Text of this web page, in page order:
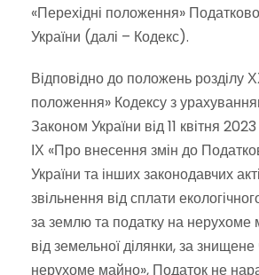
«Перехідні положення»
України (далі – Кодекс).
Відповідно до положень розділу
положення» Кодексу з
Законом України від 11 квітня
ІХ «Про внесення змін до
України та інших законодавчих
звільнення від сплати
за землю та податку на нерухоме
від земельної ділянки, за
нерухоме майно», Податок не